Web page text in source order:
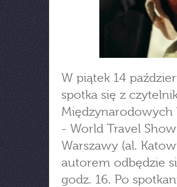
W piątek 14
spotka się z
Międzynarodowych
- World Travel
Warszawy (al.
autorem odbędzie
godz. 16. Po